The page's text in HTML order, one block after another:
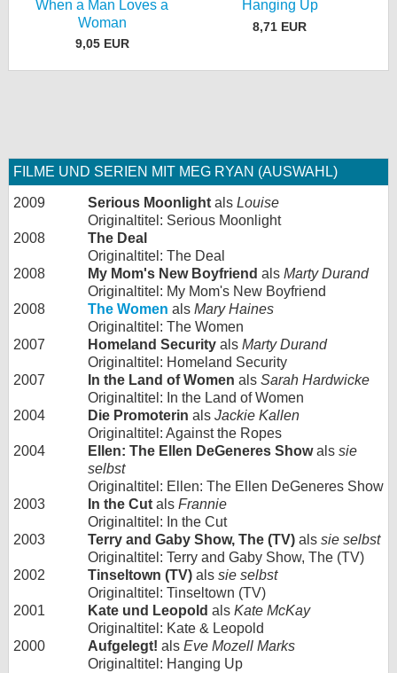
When a Man Loves a
Woman
9,05 EUR
Hanging Up
8,71 EUR
FILME UND SERIEN MIT MEG RYAN (AUSWAHL)
2009 Serious Moonlight als Louise
Originaltitel: Serious Moonlight
2008
The Deal
Originaltitel: The Deal
2008
My Mom's New Boyfriend als Marty Durand
Originaltitel: My Mom's New Boyfriend
2008
The Women als Mary Haines
Originaltitel: The Women
2007
Homeland Security als Marty Durand
Originaltitel: Homeland Security
2007
In the Land of Women als Sarah Hardwicke
Originaltitel: In the Land of Women
2004
Die Promoterin als Jackie Kallen
Originaltitel: Against the Ropes
2004
Ellen: The Ellen DeGeneres Showals sie
selbst
Originaltitel: Ellen: The Ellen DeGeneres Show
2003
In the Cut als Frannie
Originaltitel: In the Cut
2003
Terry and Gaby Show, The (TV) als sie selbst
Originaltitel: Terry and Gaby Show, The (TV)
2002
Tinseltown (TV) als sie selbst
Originaltitel: Tinseltown (TV)
2001
Kate und Leopold als Kate McKay
Originaltitel: Kate & Leopold
2000
Aufgelegt! als Eve Mozell Marks
Originaltitel: Hanging Up